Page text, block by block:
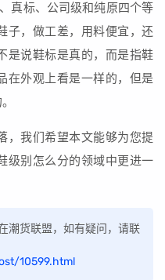
真标、公司级和纯原四个等
子，做工差，用料便宜，还
是说鞋标是真的，而是指鞋
在外观上看是一样的，但是
，我们希望本文能够为您提
级别怎么分的领域中更进一
潮货联盟，如有疑问，请联
10599.html